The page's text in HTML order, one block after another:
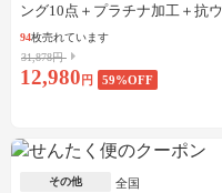
ング10点＋プラチナ加工＋抗ウ
イルス加工
94枚売れています
31,878円
12,980 円 59%OFF
その他 全国